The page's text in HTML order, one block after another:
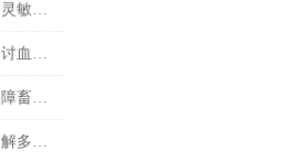
猪口蹄疫抗体检测试剂盒，灵敏度高，检测结果稳定可靠
基于抗凝人全血（混合）探讨血液流变学特性及其影响因素
猪口蹄疫抗体检测试剂盒保障畜牧业健康发展的重要工具
动物疫病检测试剂盒，你了解多少？